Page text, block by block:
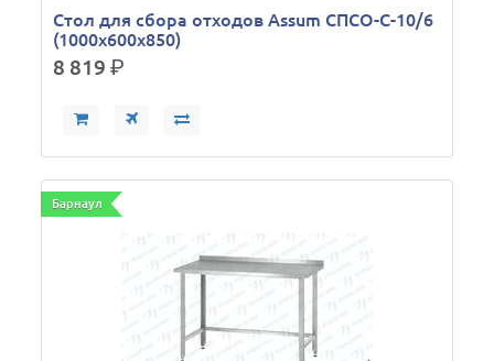
Стол для сбора отходов Assum СПСО-С-10/6
(1000х600х850)
8 819р.
Барнаул